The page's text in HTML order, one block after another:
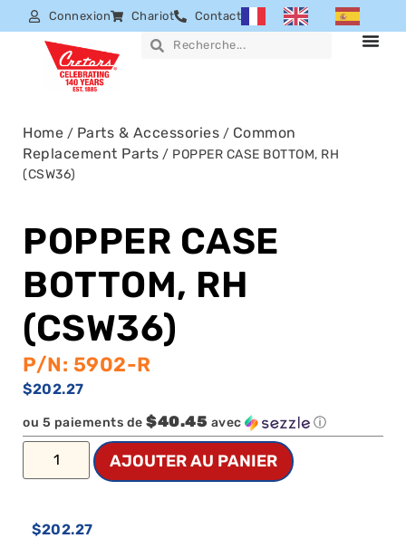
Connexion Chariot Contact
Home / Parts & Accessories / Common
Replacement Parts / POPPER CASE BOTTOM, RH
(CSW36)
POPPER CASE
BOTTOM, RH
(CSW36)
P/N: 5902-R
$202.27
ou 5 paiements de $40.45 avec ⓘ
AJOUTER AU PANIER
$202.27